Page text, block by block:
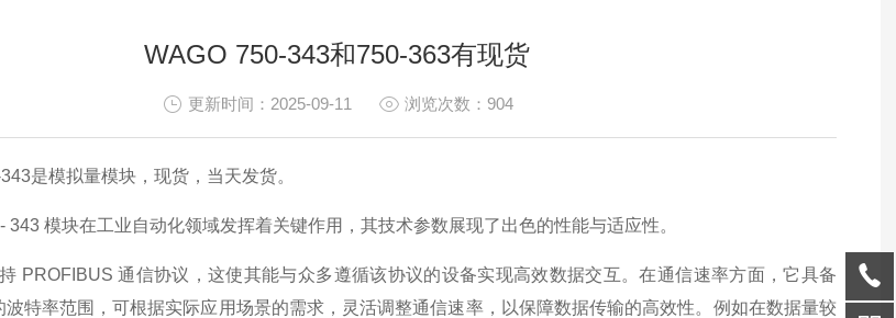
WAGO 750-343和750-363有现货
更新时间：2025-09-11 浏览次数：904
是模拟量模块，现货，当天发货。
343 模块在工业自动化领域发挥着关键作用，其技术参数展现了出色的性能与适应性。
PROFIBUS 通信协议，这使其能与众多遵循该协议的设备实现高效数据交互。在通信速率方面，它具备
波特率范围，可根据实际应用场景的需求，灵活调整通信速率，以保障数据传输的高效性。例如在数据量较